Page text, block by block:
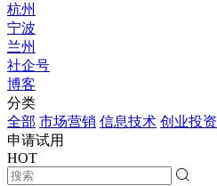
杭州
宁波
兰州
社企号
博客
分类
全部 市场营销 信息技术 创业投资
申请试用
HOT